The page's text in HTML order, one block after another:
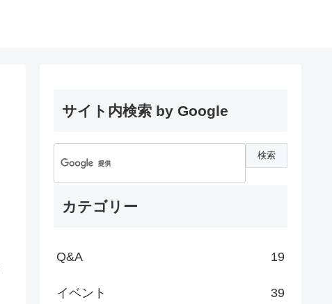
サイト内検索 by Google
カテゴリー
Q&A 19
イベント 39